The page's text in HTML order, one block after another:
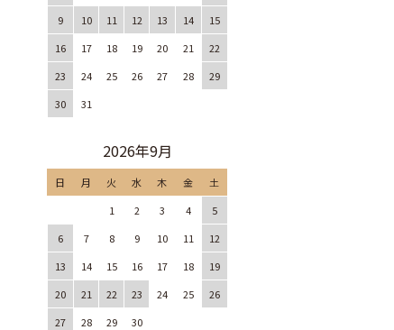
9
10 11 12 13 14
15
16
17 18 19 20 21
22
23
24 25 26 27 28
29
30
31
2026年9月
日 月 火 水 木 金
土
1
2 3 4
5
6
7 8 9 10 11
12
13
14 15 16 17 18
19
20
21 22 23 24 25
26
27
28 29 30